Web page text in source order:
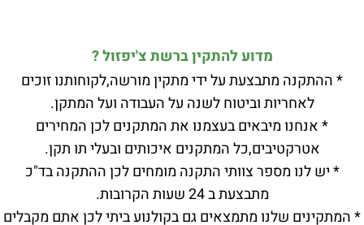
מדוע להתקין ברשת צ'יפזול ?
על ידי מתקין מורשה,לקוחותנו זוכים
וביטוח לשנה על העבודה ועל המתקן.
בעצמנו את המתקנים לכן המחירים
המתקנים איכותים ובעלי תו תקן.
צוותי התקנה מומחים לכן ההתקנה בד"כ
מתמצאים גם בקולנוע ביתי לכן אתם מקבלים